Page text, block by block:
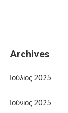
Archives
Ιούλιος 2025
Ιούνιος 2025